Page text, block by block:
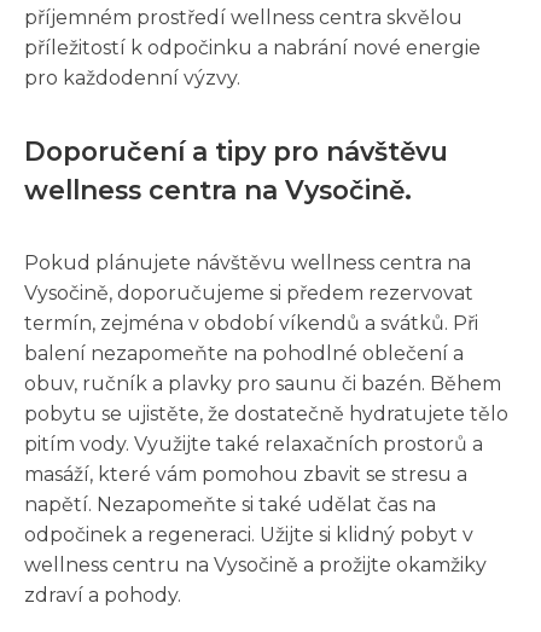
příjemném prostředí wellness centra skvělou
příležitostí k odpočinku a nabrání nové energie
pro každodenní výzvy.
Doporučení a tipy pro návštěvu
wellness centra na Vysočině.
Pokud plánujete návštěvu wellness centra na
Vysočině, doporučujeme si předem rezervovat
termín, zejména v období víkendů a svátků. Při
balení nezapomeňte na pohodlné oblečení a
obuv, ručník a plavky pro saunu či bazén. Během
pobytu se ujistěte, že dostatečně hydratujete tělo
pitím vody. Využijte také relaxačních prostorů a
masáží, které vám pomohou zbavit se stresu a
napětí. Nezapomeňte si také udělat čas na
odpočinek a regeneraci. Užijte si klidný pobyt v
wellness centru na Vysočině a prožijte okamžiky
zdraví a pohody.